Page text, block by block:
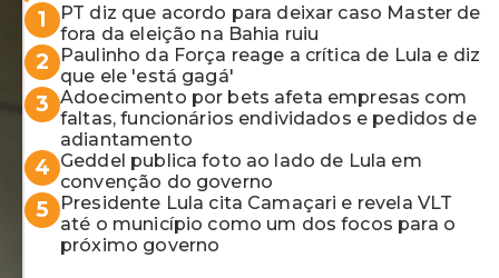
1
PT diz que acordo para deixar caso Master de
fora da eleição na Bahia ruiu
2
Paulinho da Força reage a crítica de Lula e diz
que ele 'está gagá'
3 Adoecimento por bets afeta empresas com
faltas, funcionários endividados e pedidos de
adiantamento
4 Geddel publica foto ao lado de Lula em
convenção do governo
5
Presidente Lula cita Camaçari e revela VLT
até o município como um dos focos para o
próximo governo